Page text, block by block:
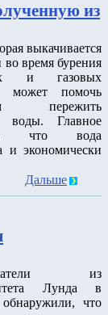
из
выкачивается
во время бурения
и газовых
может помочь
пережить
воды. Главное
что вода
и экономически
Дальше
из
Лунда в
что